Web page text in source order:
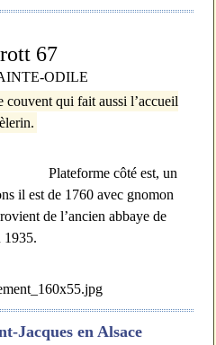
67
ODILE
couvent qui fait aussi l’accueil
Plateforme côté est, un
il est de 1760 avec gnomon
de l’ancien abbaye de
1935.
Jacques en Alsace